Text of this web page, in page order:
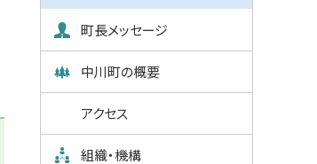
町長メッセージ
中川町の概要
アクセス
組織・機構